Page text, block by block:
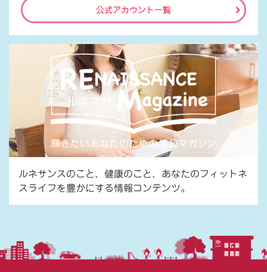
公式アカウント一覧
ルネサンスのこと、健康のこと、あなたのフィットネ
スライフを豊かにする情報コンテンツ。